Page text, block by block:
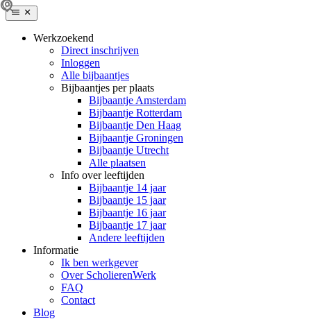
Werkzoekend
Direct inschrijven
Inloggen
Alle bijbaantjes
Bijbaantjes per plaats
Bijbaantje Amsterdam
Bijbaantje Rotterdam
Bijbaantje Den Haag
Bijbaantje Groningen
Bijbaantje Utrecht
Alle plaatsen
Info over leeftijden
Bijbaantje 14 jaar
Bijbaantje 15 jaar
Bijbaantje 16 jaar
Bijbaantje 17 jaar
Andere leeftijden
Informatie
Ik ben werkgever
Over ScholierenWerk
FAQ
Contact
Blog